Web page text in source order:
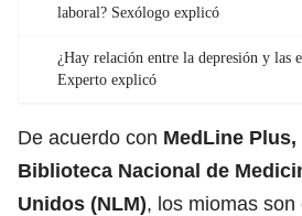
laboral? Sexólogo explicó
¿Hay relación entre la depresión y las
Experto explicó
De acuerdo con MedLine
Biblioteca Nacional de
Unidos (NLM), los miomas